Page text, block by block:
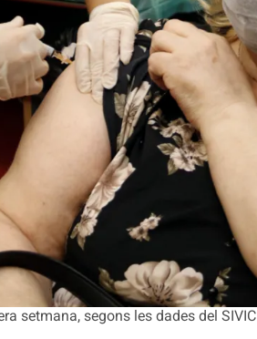
setmana, segons les dades del SIVIC